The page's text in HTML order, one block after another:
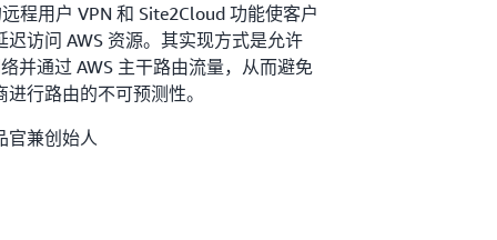
程用户 VPN 和 Site2Cloud 功能使客户
访问 AWS 资源。其实现方式是允许
并通过 AWS 主干路由流量，从而避免
行路由的不可预测性。
官兼创始人